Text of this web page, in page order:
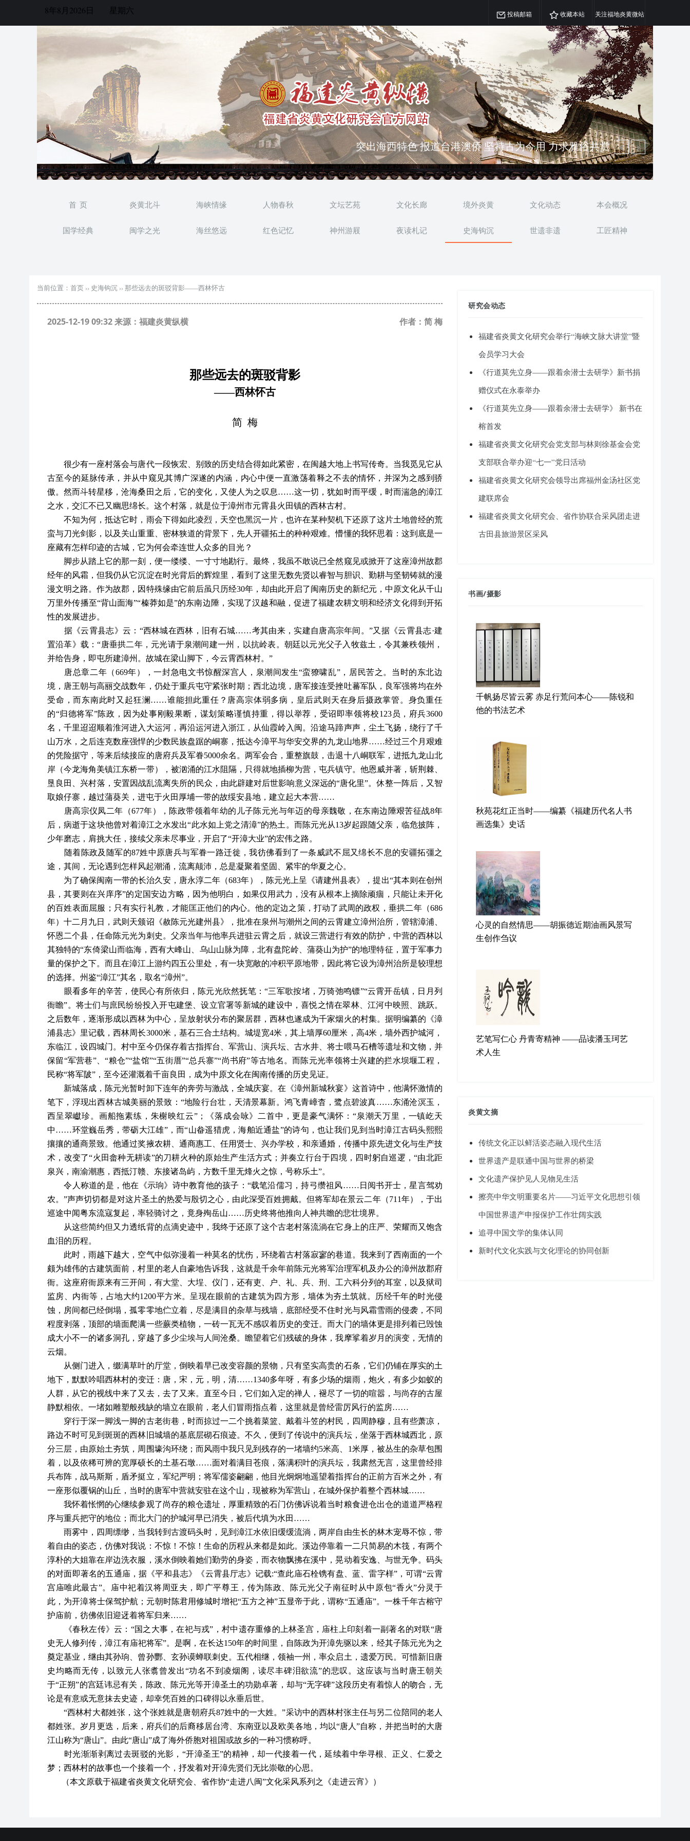
8年8月2026日 星期六 投稿邮箱 收藏本站 关注福地炎黄微站
突出海西特色 报道台港澳侨 坚持古为今用 力求雅俗共赏
弘扬优秀文化 振奋民族精神 介绍民族瑰宝 宣传中华精英
首 页 炎黄北斗 海峡情缘 人物春秋 文坛艺苑 文化长廊 境外炎黄 文化动态 本会概况
国学经典 闽学之光 海丝悠远 红色记忆 神州游屐 夜读札记 史海钩沉 世遗非遗 工匠精神
当前位置： 首页 ›› 史海钩沉 ›› 那些远去的斑驳背影——西林怀古
2025-12-19 09:32 来源：福建炎黄纵横 作者：简 梅
那些远去的斑驳背影
——西林怀古
简 梅
很少有一座村落会与唐代一段恢宏、别致的历史结合得如此紧密，在闽越大地上书写传奇。当我觅见它从
古至今的延脉传承，并从中窥见其博广深遂的内涵，内心中便一直激荡着释之不去的情怀，并深为之感到骄
傲。然而斗转星移，沧海桑田之后，它的变化，又使人为之叹息……这一切，犹如时而平缓，时而湍急的漳江
之水，交汇不已又幽思绵长。这个村落，就是位于漳州市元霄县火田镇的西林古村。
不知为何，抵达它时，雨会下得如此凌烈，天空也黑沉一片，也许在某种契机下还原了这片土地曾经的荒
蛮与刀光剑影，以及关山重重、密林狭道的背景下，先人开疆拓土的种种艰难。懵懂的我怀思着：这到底是一
座藏有怎样印迹的古城，它为何会牵连世人众多的目光？
脚步从踏上它的那一刻，便一缕缕、一寸寸地勘行。最终，我虽不敢说已全然窥见或掀开了这座漳州故郡
经年的风霜，但我仍从它沉淀在时光背后的辉煌里，看到了这里无数先贤以睿智与胆识、勤耕与坚韧铸就的漫
漫文明之路。作为故郡，因特殊缘由它前后虽只历经30年，却由此开启了闽南历史的新纪元，中原文化从千山
万里外传播至“背山面海”“榛莽如是”的东南边陲，实现了汉越和融，促进了福建农耕文明和经济文化得到开拓
性的发展进步。
据《云霄县志》云：“西林城在西林，旧有石城……考其由来，实建自唐高宗年间。”又据《云霄县志·建
置沿革》载：“唐垂拱二年，元光请于泉潮间建一州，以抗岭表。朝廷以元光父子入牧兹土，令其兼秩领州，
并给告身，即屯所建漳州。故城在梁山脚下，今云霄西林村。”
唐总章二年（669年），一封急电文书惊醒深宫人，泉潮间发生“蛮獠啸乱”，居民苦之。当时的东北边
境，唐王朝与高丽交战数年，仍处于重兵屯守紧张时期；西北边境，唐军接连受挫吐蕃军队，良军强将均在外
受命，而东南此时又起狂澜……谁能担此重任？唐高宗体弱多病，皇后武则天在身后摄政掌管。身负重任
的“归德将军”陈政，因为处事刚毅果断，谋划策略谨慎持重，得以举荐，受诏即率领将校123员，府兵3600
名，千里迢迢顺着淮河进入大运河，再沿运河进入浙江，从仙霞岭入闽。沿途马蹄声声，尘土飞扬，绕行了千
山万水，之后连克数座强悍的少数民族盘踞的峒寨，抵达今漳平与华安交界的九龙山地界……经过三个月艰难
的凭险据守，等来后续接应的唐府兵及军眷5000余名。两军会合，重整旗鼓，击退十八峒联军，进抵九龙山北
岸（今龙海角美镇江东桥一带），被汹涌的江水阻隔，只得就地插柳为营，屯兵镇守。他恩威并著，斩荆棘、
垦良田、兴村落，安置因战乱流离失所的民众，由此辟建对后世影响意义深远的“唐化里”。休整一阵后，又智
取娘仔寨，越过蒲葵关，进屯于火田厚埔一带的故绥安县地，建立起大本营……
唐高宗仪凤二年（677年），陈政带领着年幼的儿子陈元光与年迈的母亲魏敬，在东南边陲艰苦征战8年
后，病逝于这块他曾对着漳江之水发出“此水如上党之清漳”的热土。而陈元光从13岁起跟随父亲，临危披阵，
少年磨志，肩挑大任，接续父亲未尽事业，开启了“开漳大业”的宏伟之路。
随着陈政及随军的87姓中原唐兵与军眷一路迁徙，我彷佛看到了一条威武不屈又绵长不息的安疆拓彊之
途，其间，无论遇到怎样风起潮涌，流离颠沛，总是凝聚着坚固、紧牢的华夏之心。
为了确保闽南一带的长治久安，唐永淳二年（683年），陈元光上呈《请建州县表》，提出“其本则在创州
县，其要则在兴庠序”的定国安边方略，因为他明白，如果仅用武力，没有从根本上摘除顽痼，只能让未开化
的百姓表面屈服；只有实行礼教，才能匡正他们的内心。他的定边之策，打动了武周的政权，垂拱二年（686
年）十二月九日，武则天颁诏《赦陈元光建州县》，批准在泉州与潮州之间的云霄建立漳州治所，管辖漳浦、
怀恩二个县，任命陈元光为刺史。父亲当年与他率兵进驻云霄之后，就设三营进行有效的防护，中营的西林以
其独特的“东倚梁山而临海，西有大峰山、乌山山脉为障，北有盘陀岭、蒲葵山为护”的地理特征，置于军事力
量的保护之下。而且在漳江上游约四五公里处，有一块宽敞的冲积平原地带，因此将它设为漳州治所是较理想
的选择。州鉴“漳江”其名，取名“漳州”。
眼看多年的辛苦，使民心有所依归，陈元光欣然抚笔：“三军歌按堵，万骑弛鸣镖”“云霄开岳镇，日月列
衙瞻”。将士们与庶民纷纷投入开屯建堡、设立官署等新城的建设中，喜悦之情在翠林、江河中映照、跳跃。
之后数年，逐渐形成以西林为中心，呈放射状分布的聚居群，西林也遂成为千家烟火的村集。据明编纂的《漳
浦县志》里记载，西林周长3000米，基石三合土结构。城堤宽4米，其上墙厚60厘米，高4米，墙外西护城河，
东临江，设四城门。村中至今仍保存着古指挥台、军营山、演兵坛、古水井、将士喂马石槽等遗址和文物，并
保留“军营巷”、“粮仓”“盐馆”“五街厝”“总兵寨”“尚书府”等古地名。而陈元光率领将士兴建的拦水坝堰工程，
民称“将军陂”，至今还灌溉着千亩良田，成为中原文化在闽南传播的历史见证。
新城落成，陈元光暂时卸下连年的奔劳与激战，全城庆宴。在《漳州新城秋宴》这首诗中，他满怀激情的
笔下，浮现出西林古城美丽的景致：“地险行台壮，天清景幕新。鸿飞青嶂杳，鹭点碧波真……东涌沧溟玉，
西呈翠巘珍。画船拖素练，朱榭映红云”；《落成会咏》二首中，更是豪气满怀：“泉潮天万里，一镇屹天
中……环堂巍岳秀，带砺大江雄”，而“山畚遥猎虎，海舶近通盐”的诗句，也让我们见到当时漳江古码头熙熙
攘攘的通商景致。他通过奖掖农耕、通商惠工、任用贤士、兴办学校，和亲通婚，传播中原先进文化与生产技
术，改变了“火田畲种无耕读”的刀耕火种的原始生产生活方式；并奏立行台于四境，四时躬自巡逻，“由北距
泉兴，南渝潮惠，西抵汀赣、东接诸岛屿，方数千里无烽火之惊，号称乐土”。
令人称道的是，他在《示珦》诗中教育他的孩子：“载笔沿儒习，持弓缵祖风……日阅书开士，星言驾劝
农。”声声切切都是对这片圣土的热爱与殷切之心，由此深受百姓拥戴。但将军却在景云二年（711年），于出
巡途中闻粤东流寇复起，率轻骑讨之，竟身殉岳山……历史终将他推向人神共瞻的悲壮境界。
从这些简约但又力透纸背的点滴史迹中，我终于还原了这个古老村落流淌在它身上的庄严、荣耀而又饱含
血泪的历程。
此时，雨越下越大，空气中似弥漫着一种莫名的忧伤，环绕着古村落寂寥的巷道。我来到了西南面的一个
颇为雄伟的古建筑面前，村里的老人自豪地告诉我，这就是千余年前陈元光将军治理军机及办公的漳州故郡府
衙。这座府衙原来有三开间，有大堂、大埕、仪门，还有吏、户、礼、兵、刑、工六科分列的耳室，以及狱司
监房、内衙等，占地大约1200平方米。呈现在眼前的古建筑为四方形，墙体为夯土筑就。历经千年的时光侵
蚀，房间都已经倒塌，孤零零地伫立着，尽是满目的杂草与残墙，底部经受不住时光与风霜雪雨的侵袭，不同
程度剥落，顶部的墙面爬满一些蕨类植物，一砖一瓦无不感叹着历史的变迁。而大门的墙体更是排列着已毁蚀
成大小不一的诸多洞孔，穿越了多少尘埃与人间沧桑。瞻望着它们残破的身体，我摩挲着岁月的演变，无情的
云烟。
从侧门进入，缀满草叶的厅堂，倒映着早已改变容颜的景物，只有坚实高贵的石条，它们仍铺在厚实的土
地下，默默吟唱西林村的变迁：唐，宋，元，明，清……1340多年呀，有多少场的烟雨，炮火，有多少如蚁的
人群，从它的视线中来了又去，去了又来。直至今日，它们如入定的禅人，褪尽了一切的喧嚣，与尚存的古屋
静默相依。一堵如雕塑般残缺的墙立在眼前，老人们冒雨指点着，这里就是曾经雷厉风行的监房……
穿行于深一脚浅一脚的古老街巷，时而掠过一二个挑着菜篮、戴着斗笠的村民，四周静穆，且有些萧凉，
路边不时可见到斑斑的西林旧城墙的基底层砌石痕迹。不久，便到了传说中的演兵坛，坐落于西林城西北，原
分三层，由原始土夯筑，周围壕沟环绕；而风雨中我只见到残存的一堵墙约5米高、1米厚，被丛生的杂草包围
着，以及依稀可辨的宽厚硕长的土基石墩……面对着满目苍痕，落满积叶的演兵坛，我肃然无言，这里曾经排
兵布阵，战马斯斯，盾矛挺立，军纪严明；将军儒姿翩翩，他目光炯炯地遥望着指挥台的正前方百米之外，有
一座形似覆锅的山丘，当时的唐军中营就安驻在这个山，现被称为军营山，在城外保护着整个西林城……
我怀着怅惘的心继续参观了尚存的粮仓遗址，厚重精致的石门仿佛诉说着当时粮食进仓出仓的道道严格程
序与重兵把守的地位；而北大门的护城河早已消失，被后代填为水田……
雨雾中，四周缥缈，当我转到古渡码头时，见到漳江水依旧缓缓流淌，两岸自由生长的林木宠辱不惊，带
着自由的姿态，仿佛对我说：不惊！不惊！生命的历程从来都是如此。溪边停靠着一二只简易的木筏，有两个
淳朴的大姐靠在岸边洗衣服，溪水倒映着她们勤劳的身姿，而衣物飘拂在溪中，晃动着安逸、与世无争。码头
的对面即著名的五通庙，据《平和县志》《云霄县厅志》记载:“查此庙石栓镌有盘、蓝、雷字样”，可谓“云霄
宫庙唯此最古”。庙中祀着汉将周亚夫，即广平尊王，传为陈政、陈元光父子南征时从中原包“香火”分灵于
此，为开漳将士保驾护航；元朝时陈君用修城时增祀“五方之神”五显帝于此，谓称“五通庙”。一株千年古榕守
护庙前，彷佛依旧迎迓着将军归来……
《春秋左传》云：“国之大事，在祀与戎”，村中遗存重修的上林圣宫，庙柱上印刻着一副著名的对联“唐
史无人修列传，漳江有庙祀将军”。是啊，在长达150年的时间里，自陈政为开漳先驱以来，经其子陈元光为之
奠定基业，继由其孙珦、曾孙酆、玄孙谟蝉联刺史。五代相继，领袖一州，率众启土，遗爱万民。可惜新旧唐
史均略而无传，以致元人张翥曾发出“功名不到凌烟阁，读尽丰碑泪欲流”的悲叹。这应该与当时唐王朝关
于“正朔”的宫廷讳忌有关，陈政、陈元光等开漳圣土的功勋卓著，却与“无字碑”这段历史有着惊人的吻合，无
论是有意或无意抹去史迹，却幸凭百姓的口碑得以永垂后世。
“西林村大都姓张，这个张姓就是唐朝府兵87姓中的一大姓。”采访中的西林村张主任与另二位陪同的老人
都姓张。岁月更迭，后来，府兵们的后裔移居台湾、东南亚以及欧美各地，均以“唐人”自称，并把当时的大唐
江山称为“唐山”。由此“唐山”成了海外侨胞对祖国或故乡的一种习惯称呼。
时光渐渐剥离过去斑驳的光影，“开漳圣王”的精神，却一代接着一代，延续着中华寻根、正义、仁爱之
梦；西林村的故事也一个接着一个，抒发着对开漳先贤们无比崇敬的心思。
（本文原载于福建省炎黄文化研究会、省作协“走进八闽”文化采风系列之《走进云宵》）
研究会动态
福建省炎黄文化研究会举行“海峡文脉大讲堂”暨
会员学习大会
《行道莫先立身——跟着余潜士去研学》新书捐
赠仪式在永泰举办
《行道莫先立身——跟着余潜士去研学》 新书在
榕首发
福建省炎黄文化研究会党支部与林则徐基金会党
支部联合举办迎“七一”党日活动
福建省炎黄文化研究会领导出席福州金汤社区党
建联席会
福建省炎黄文化研究会、省作协联合采风团走进
古田县旅游景区采风
书画/摄影
千帆扬尽皆云雾 赤足行荒问本心——陈锐和
他的书法艺术
秋苑花红正当时——编纂《福建历代名人书
画选集》史话
心灵的自然情思——胡振德近期油画风景写
生创作刍议
艺笔写仁心 丹青寄精神 ——品读潘玉珂艺
术人生
炎黄文摘
传统文化正以鲜活姿态融入现代生活
世界遗产是联通中国与世界的桥梁
文化遗产保护见人见物见生活
擦亮中华文明重要名片——习近平文化思想引领
中国世界遗产申报保护工作壮阔实践
追寻中国文学的集体认同
新时代文化实践与文化理论的协同创新